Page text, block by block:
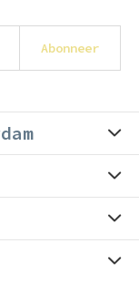
Abonneer